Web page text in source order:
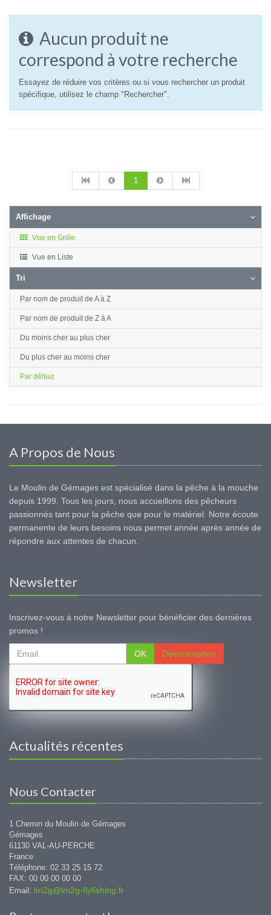
Aucun produit ne
correspond à votre recherche
Essayez de réduire vos critères ou si vous rechercher un produit
spécifique, utilisez le champ "Rechercher".
1
Affichage
Vue en Grille
Vue en Liste
Tri
Par nom de produit de A à Z
Par nom de produit de Z à A
Du moins cher au plus cher
Du plus cher au moins cher
Par défaut
A Propos de Nous
Le Moulin de Gémages est spécialisé dans la pêche à la mouche
depuis 1999. Tous les jours, nous accueillons des pêcheurs
passionnés tant pour la pêche que pour le matériel. Notre écoute
permanente de leurs besoins nous permet année après année de
répondre aux attentes de chacun.
Newsletter
Inscrivez-vous à notre Newsletter pour bénéficier des dernières
promos !
OK Désinscription
Actualités récentes
Nous Contacter
1 Chemin du Moulin de Gémages
Gémages
61130 VAL-AU-PERCHE
France
Téléphone: 02 33 25 15 72
FAX: 00 00 00 00 00
Email: lm2g@lm2g-flyfishing.fr